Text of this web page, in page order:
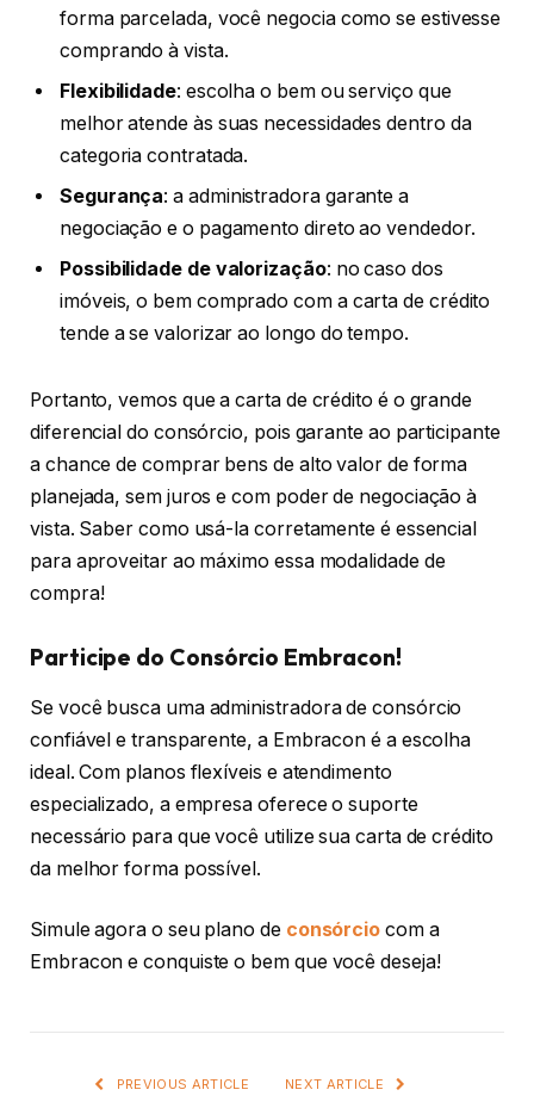
forma parcelada, você negocia como se estivesse
comprando à vista.
Flexibilidade: escolha o bem ou serviço que
melhor atende às suas necessidades dentro da
categoria contratada.
Segurança: a administradora garante a
negociação e o pagamento direto ao vendedor.
Possibilidade de valorização: no caso dos
imóveis, o bem comprado com a carta de crédito
tende a se valorizar ao longo do tempo.
Portanto, vemos que a carta de crédito é o grande
diferencial do consórcio, pois garante ao participante
a chance de comprar bens de alto valor de forma
planejada, sem juros e com poder de negociação à
vista. Saber como usá-la corretamente é essencial
para aproveitar ao máximo essa modalidade de
compra!
Participe do Consórcio Embracon!
Se você busca uma administradora de consórcio
confiável e transparente, a Embracon é a escolha
ideal. Com planos flexíveis e atendimento
especializado, a empresa oferece o suporte
necessário para que você utilize sua carta de crédito
da melhor forma possível.
Simule agora o seu plano de consórcio com a
Embracon e conquiste o bem que você deseja!
PREVIOUS ARTICLE NEXT ARTICLE